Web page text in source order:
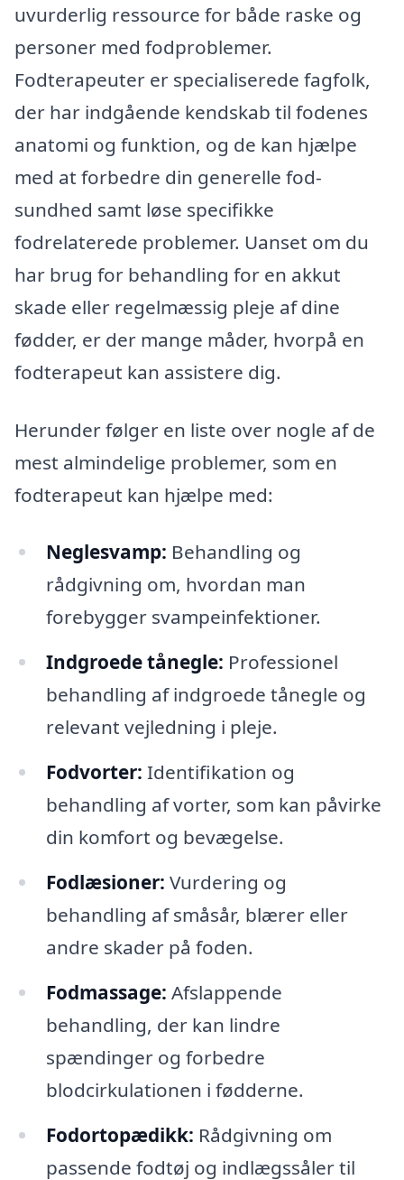
uvurderlig ressource for både raske og
personer med fodproblemer.
Fodterapeuter er specialiserede fagfolk,
der har indgående kendskab til fodenes
anatomi og funktion, og de kan hjælpe
med at forbedre din generelle fod-
sundhed samt løse specifikke
fodrelaterede problemer. Uanset om du
har brug for behandling for en akkut
skade eller regelmæssig pleje af dine
fødder, er der mange måder, hvorpå en
fodterapeut kan assistere dig.
Herunder følger en liste over nogle af de
mest almindelige problemer, som en
fodterapeut kan hjælpe med:
Neglesvamp: Behandling og
rådgivning om, hvordan man
forebygger svampeinfektioner.
Indgroede tånegle: Professionel
behandling af indgroede tånegle og
relevant vejledning i pleje.
Fodvorter: Identifikation og
behandling af vorter, som kan påvirke
din komfort og bevægelse.
Fodlæsioner: Vurdering og
behandling af småsår, blærer eller
andre skader på foden.
Fodmassage: Afslappende
behandling, der kan lindre
spændinger og forbedre
blodcirkulationen i fødderne.
Fodortopædikk: Rådgivning om
passende fodtøj og indlægssåler til